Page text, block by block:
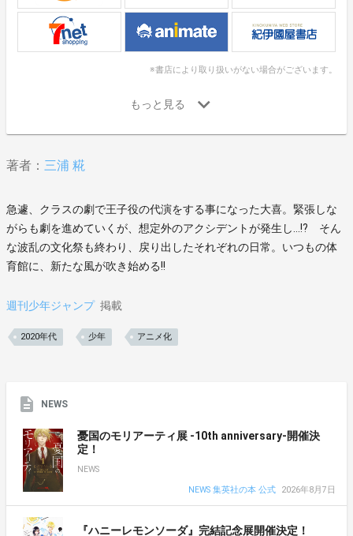
※書店により取り扱いがない場合がございます。
著者： 三浦 糀
急遽、クラスの劇で王子役の代演をする事になった大喜。緊張しな
がらも劇を進めていくが、想定外のアクシデントが発生し…!? そん
な波乱の文化祭も終わり、戻り出したそれぞれの日常。いつもの体
育館に、新たな風が吹き始める!!
週刊少年ジャンプ 掲載
2020年代 少年 アニメ化
NEWS
憂国のモリアーティ展 -10th anniversary-開催決
定！
NEWS
NEWS 集英社の本 公式
2026年8月7日
『ハニーレモンソーダ』完結記念展開催決定！